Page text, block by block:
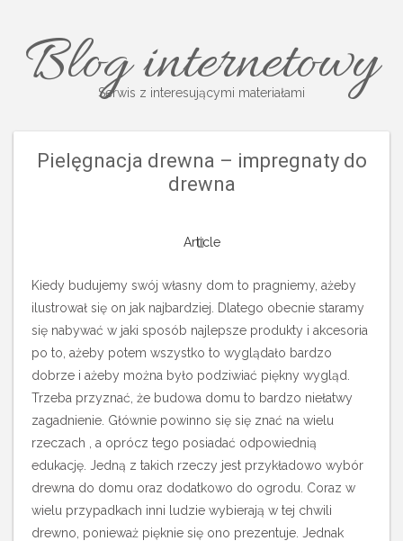
Blog internetowy
Serwis z interesującymi materiałami
Pielęgnacja drewna – impregnaty do
drewna
Article
Kiedy budujemy swój własny dom to pragniemy, ażeby
ilustrował się on jak najbardziej. Dlatego obecnie staramy
się nabywać w jaki sposób najlepsze produkty i akcesoria
po to, ażeby potem wszystko to wyglądało bardzo
dobrze i ażeby można było podziwiać piękny wygląd.
Trzeba przyznać, że budowa domu to bardzo niełatwy
zagadnienie. Głównie powinno się się znać na wielu
rzeczach , a oprócz tego posiadać odpowiednią
edukację. Jedną z takich rzeczy jest przykładowo wybór
drewna do domu oraz dodatkowo do ogrodu. Coraz w
wielu przypadkach inni ludzie wybierają w tej chwili
drewno, ponieważ pięknie się ono prezentuje. Jednak